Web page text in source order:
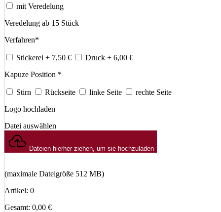
mit Veredelung
Veredelung ab 15 Stück
Verfahren*
Stickerei + 7,50 € Druck + 6,00 €
Kapuze Position *
Stirn Rückseite linke Seite
rechte Seite
Logo hochladen
Datei auswählen
Dateien hierher ziehen, um sie hochzuladen
(maximale Dateigröße 512 MB)
Artikel: 0
Gesamt: 0,00 €